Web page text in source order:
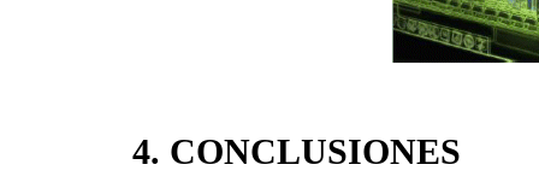
4. CONCLUSIONES